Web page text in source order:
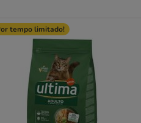
tempo limitado!